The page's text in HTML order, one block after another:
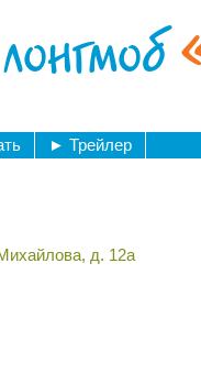
► Трейлер
д. 12а